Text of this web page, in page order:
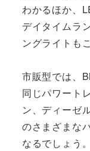
わかるほか、
デイタイムラ
ングライトも
市販型では、
同じパワート
ン、ディーゼ
のさまざまな
なるでしょう。